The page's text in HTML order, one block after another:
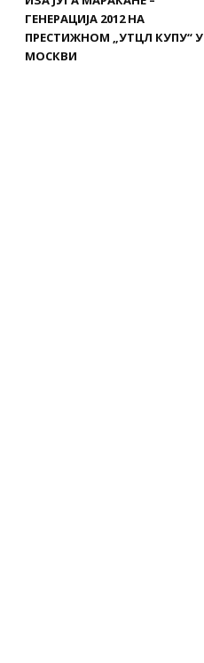
ГЕНЕРАЦИЈА 2012 НА
ПРЕСТИЖНОМ „УТЦЛ КУПУ“ У
МОСКВИ